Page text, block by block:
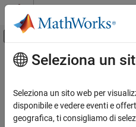
Vai al contenuto
Attiva/disattiva
Risorsa
Stato
Contenuto principale
Seleziona un
Seleziona un sito web per
disponibile e vedere eventi e
geografica, ti consigliamo di